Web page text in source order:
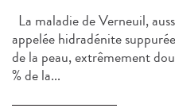
La maladie de Verneuil,
appelée hidradénite
de la peau, extrêmement
% de la...